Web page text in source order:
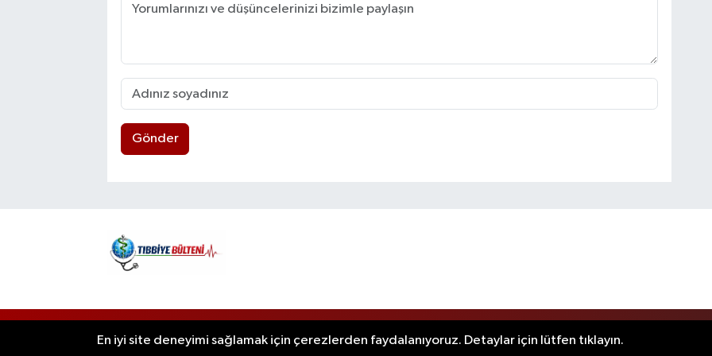
Gönder
RSS Copyright © 2025. Her hakkı saklıdır.
En iyi site deneyimi sağlamak için çerezlerden faydalanıyoruz. Detaylar için lütfen tıklayın.